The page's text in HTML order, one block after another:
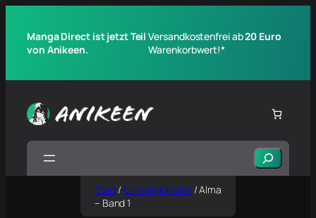
Manga Direct ist jetzt Teil
von Anikeen.
Versandkostenfrei ab20 Euro
Warenkorbwert!*
Suchen
Start/ Unkategorisiert/ Alma
– Band 1